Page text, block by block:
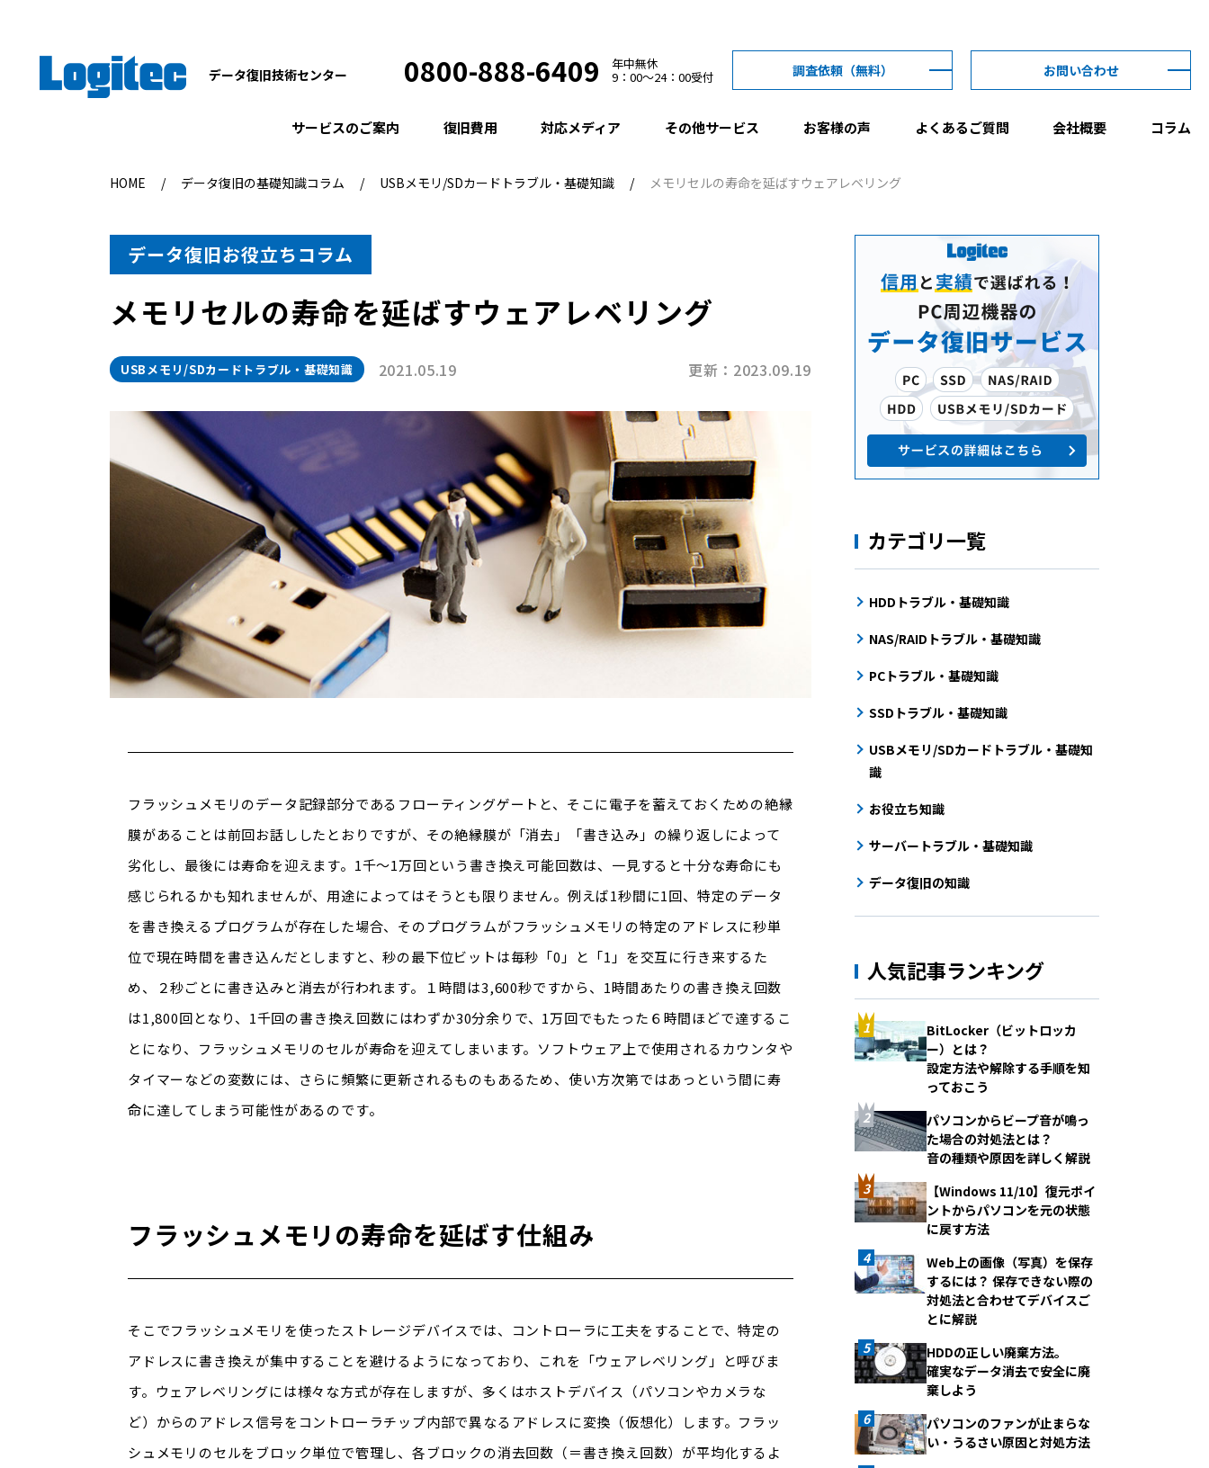
データ復旧技術センター 0800-888-6409 年中無休
9：00 24：00受付 調査依頼（無料） お問い合わせ
サービスのご案内 復旧費用 対応メディア その他サービス お客様の声 よくあるご質問 会社概要 コラム
HOME データ復旧の基礎知識コラム USBメモリ/SDカードトラブル・基礎知識 メモリセルの寿命を延ばすウェアレベリング
データ復旧お役立ちコラム
メモリセルの寿命を延ばすウェアレベリング
USBメモリ/SDカードトラブル・基礎知識 2021.05.19 更新：2023.09.19
フラッシュメモリのデータ記録部分であるフローティングゲートと、そこに電子を蓄えておくための絶縁
膜があることは前回お話ししたとおりですが、その絶縁膜が「消去」「書き込み」の繰り返しによって
劣化し、最後には寿命を迎えます。1千～1万回という書き換え可能回数は、一見すると十分な寿命にも
感じられるかも知れませんが、用途によってはそうとも限りません。例えば1秒間に1回、特定のデータ
を書き換えるプログラムが存在した場合、そのプログラムがフラッシュメモリの特定のアドレスに秒単
位で現在時間を書き込んだとしますと、秒の最下位ビットは毎秒「0」と「1」を交互に行き来するた
め、２秒ごとに書き込みと消去が行われます。１時間は3,600秒ですから、1時間あたりの書き換え回数
は1,800回となり、1千回の書き換え回数にはわずか30分余りで、1万回でもたった６時間ほどで達するこ
とになり、フラッシュメモリのセルが寿命を迎えてしまいます。ソフトウェア上で使用されるカウンタや
タイマーなどの変数には、さらに頻繁に更新されるものもあるため、使い方次第ではあっという間に寿
命に達してしまう可能性があるのです。
フラッシュメモリの寿命を延ばす仕組み
そこでフラッシュメモリを使ったストレージデバイスでは、コントローラに工夫をすることで、特定の
アドレスに書き換えが集中することを避けるようになっており、これを「ウェアレベリング」と呼びま
す。ウェアレベリングには様々な方式が存在しますが、多くはホストデバイス（パソコンやカメラな
ど）からのアドレス信号をコントローラチップ内部で異なるアドレスに変換（仮想化）します。フラッ
シュメモリのセルをブロック単位で管理し、各ブロックの消去回数（＝書き換え回数）が平均化するよ
カテゴリ一覧
HDDトラブル・基礎知識
NAS/RAIDトラブル・基礎知識
PCトラブル・基礎知識
SSDトラブル・基礎知識
USBメモリ/SDカードトラブル・基礎知
識
お役立ち知識
サーバートラブル・基礎知識
データ復旧の知識
人気記事ランキング
BitLocker（ビットロッカ
ー）とは？
設定方法や解除する手順を知
っておこう
パソコンからビープ音が鳴っ
た場合の対処法とは？
音の種類や原因を詳しく解説
【Windows 11/10】復元ポイ
ントからパソコンを元の状態
に戻す方法
Web上の画像（写真）を保存
するには？ 保存できない際の
対処法と合わせてデバイスご
とに解説
HDDの正しい廃棄方法。
確実なデータ消去で安全に廃
棄しよう
パソコンのファンが止まらな
い・うるさい原因と対処方法